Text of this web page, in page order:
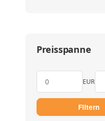
Preisspanne
EUR
Filtern